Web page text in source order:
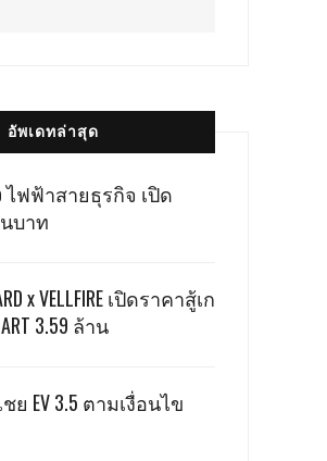
อัพเดทล่าสุด
ไฟฟ้าสายธุรกิจ เปิด
บาท
x VELLFIRE เปิดราคาสู้เก
3.59 ล้าน
ย EV 3.5 ตามเงื่อนไข